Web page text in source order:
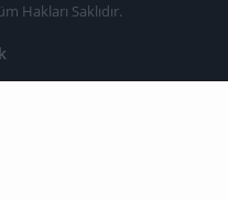
Hakları Saklıdır.